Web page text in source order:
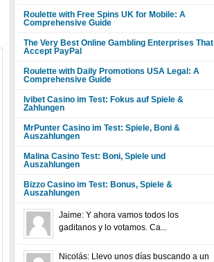
Roulette with Free Spins UK for Mobile: A
Comprehensive Guide
The Very Best Online Gambling Enterprises That
Accept PayPal
Roulette with Daily Promotions USA Legal: A
Comprehensive Guide
Ivibet Casino im Test: Fokus auf Spiele &
Zahlungen
MrPunter Casino im Test: Spiele, Boni &
Auszahlungen
Malina Casino Test: Boni, Spiele und
Auszahlungen
Bizzo Casino im Test: Bonus, Spiele &
Auszahlungen
Jaime: Y ahora vamos todos los
gaditanos y lo votamos. Ca...
Nicolás: Llevo unos días buscando a un